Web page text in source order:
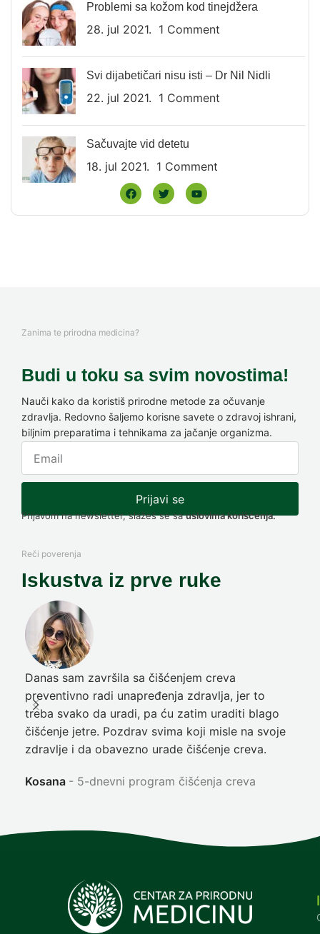
Problemi sa kožom kod tinejdžera
28. jul 2021. 1 Comment
Svi dijabetičari nisu isti – Dr Nil Nidli
22. jul 2021. 1 Comment
Sačuvajte vid detetu
18. jul 2021. 1 Comment
Zanima te prirodna medicina?
Budi u toku sa svim novostima!
Nauči kako da koristiš prirodne metode za očuvanje
zdravlja. Redovno šaljemo korisne savete o zdravoj ishrani,
biljnim preparatima i tehnikama za jačanje organizma.
Prijavi se
Prijavom na newsletter, slažeš se sauslovima korišćenja.
Reči poverenja
Iskustva iz prve ruke
Danas sam završila sa čišćenjem creva
preventivno radi unapređenja zdravlja, jer to
treba svako da uradi, pa ću zatim uraditi blago
čišćenje jetre. Pozdrav svima koji misle na svoje
zdravlje i da obavezno urade čišćenje creva.
Kosana 5-dnevni program čišćenja creva